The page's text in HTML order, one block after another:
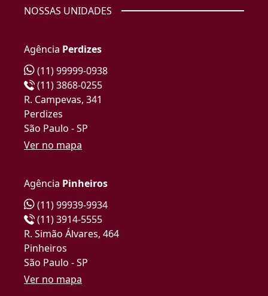
NOSSAS UNIDADES
Agência Perdizes
(11) 99999-0938
(11) 3868-0255
R. Campevas, 341
Perdizes
São Paulo - SP
Ver no mapa
Agência Pinheiros
(11) 99939-9934
(11) 3914-5555
R. Simão Álvares, 464
Pinheiros
São Paulo - SP
Ver no mapa